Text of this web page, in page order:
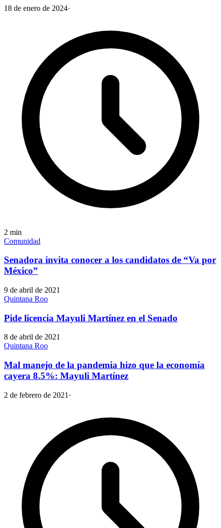
18 de enero de 2024·
2 min
Comunidad
Senadora invita conocer a los candidatos de “Va por
México”
9 de abril de 2021
Quintana Roo
Pide licencia Mayuli Martínez en el Senado
8 de abril de 2021
Quintana Roo
Mal manejo de la pandemia hizo que la economía
cayera 8.5%: Mayuli Martínez
2 de febrero de 2021 ·